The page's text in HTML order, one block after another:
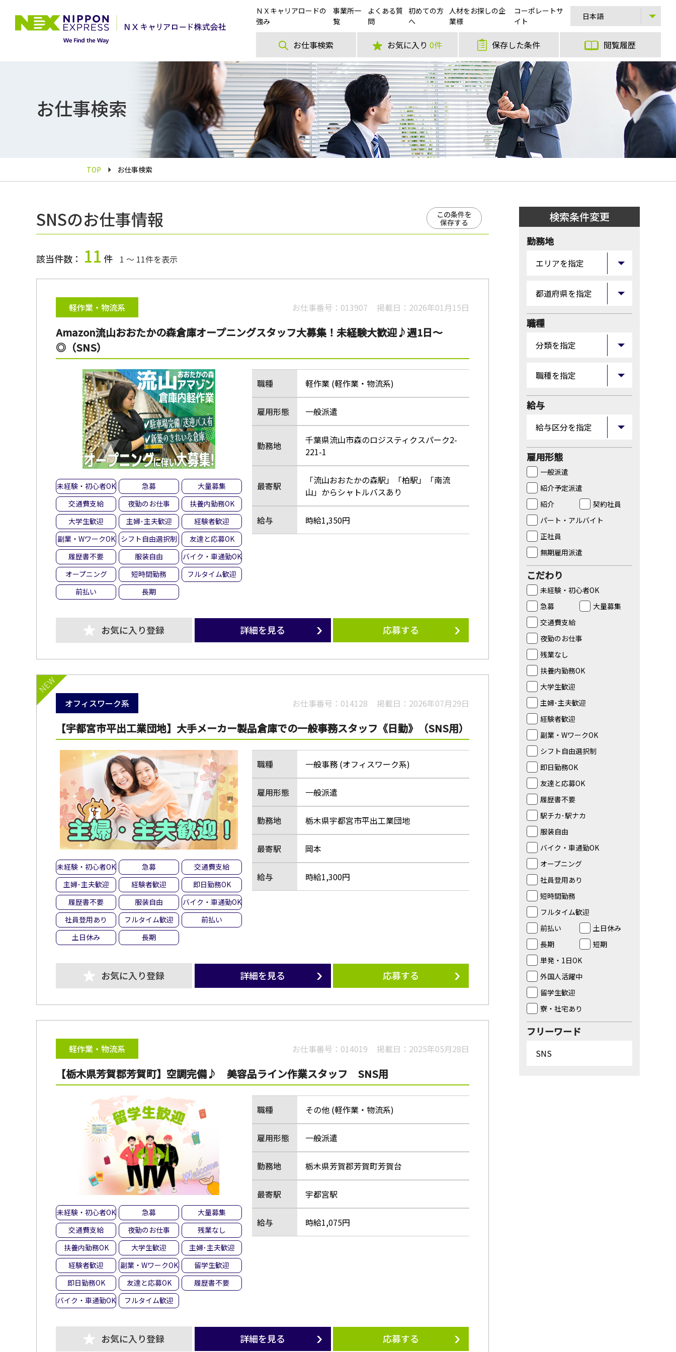
ＮＸキャリアロードの
強み
事業所一
覧
よくある質
問
初めての方
へ
人材をお探しの企
業様
コーポレートサ
イト
お仕事検索 お気に入り 0件 保存した条件 閲覧履歴
お仕事検索
TOP お仕事検索
SNSのお仕事情報
この条件を
保存する
該当件数： 11 件 1 ～ 11件を表示
軽作業・物流系 お仕事番号： 013907 掲載日： 2026年01月15日
Amazon流山おおたかの森倉庫オープニングスタッフ大募集！未経験大歓迎♪週1日～
◎（SNS）
未経験・初心者OK 急募
大量募集
交通費支給
夜勤のお仕事
扶養内勤務OK
大学生歓迎
主婦･主夫歓迎
経験者歓迎
副業・WワークOK
シフト自由選択制
友達と応募OK
履歴書不要
服装自由
バイク・車通勤OK
オープニング
短時間勤務
フルタイム歓迎
前払い
長期
職種 軽作業 (軽作業・物流系)
雇用形態 一般派遣
勤務地
千葉県流山市森のロジスティクスパーク2-
221-1
最寄駅
「流山おおたかの森駅」「柏駅」「南流
山」からシャトルバスあり
給与 時給1,350円
お気に入り登録 詳細を見る 応募する
NEW
オフィスワーク系 お仕事番号： 014128 掲載日： 2026年07月29日
【宇都宮市平出工業団地】大手メーカー製品倉庫での一般事務スタッフ《日勤》（SNS用）
未経験・初心者OK 急募
交通費支給
主婦･主夫歓迎
経験者歓迎
即日勤務OK
履歴書不要
服装自由
バイク・車通勤OK
社員登用あり
フルタイム歓迎
前払い
土日休み
長期
職種 一般事務 (オフィスワーク系)
雇用形態 一般派遣
勤務地 栃木県宇都宮市平出工業団地
最寄駅 岡本
給与 時給1,300円
お気に入り登録 詳細を見る 応募する
軽作業・物流系 お仕事番号： 014019 掲載日： 2025年05月28日
【栃木県芳賀郡芳賀町】空調完備♪ 美容品ライン作業スタッフ SNS用
未経験・初心者OK 急募
大量募集
交通費支給
夜勤のお仕事
残業なし
扶養内勤務OK
大学生歓迎
主婦･主夫歓迎
経験者歓迎
副業・WワークOK
留学生歓迎
即日勤務OK
友達と応募OK
履歴書不要
バイク・車通勤OK
フルタイム歓迎
職種 その他 (軽作業・物流系)
雇用形態 一般派遣
勤務地 栃木県芳賀郡芳賀町芳賀台
最寄駅 宇都宮駅
給与 時給1,075円
お気に入り登録 詳細を見る 応募する
検索条件変更
勤務地
職種
給与
雇用形態
一般派遣
紹介予定派遣
紹介
契約社員
パート・アルバイト
正社員
無期雇用派遣
こだわり
未経験・初心者OK
急募
大量募集
交通費支給
夜勤のお仕事
残業なし
扶養内勤務OK
大学生歓迎
主婦･主夫歓迎
経験者歓迎
副業・WワークOK
シフト自由選択制
即日勤務OK
友達と応募OK
履歴書不要
駅チカ･駅ナカ
服装自由
バイク・車通勤OK
オープニング
社員登用あり
短時間勤務
フルタイム歓迎
前払い
土日休み
長期
短期
単発・1日OK
外国人活躍中
留学生歓迎
寮・社宅あり
フリーワード